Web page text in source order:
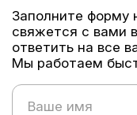
Заполните
свяжется с вами
ответить на все
Мы работаем